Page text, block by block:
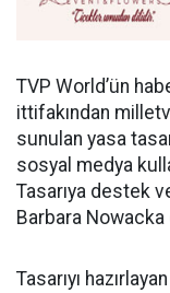
TVP World’ün
ittifakından
sunulan yasa
sosyal medya
Tasarıya destek
Barbara Nowacka
Tasarıyı